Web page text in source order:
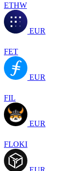
ETHW
EUR
FET
EUR
FIL
EUR
FLOKI